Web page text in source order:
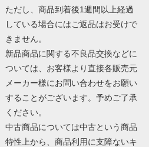
ただし、商品到着後1週間以上経過
している場合にはご返品はお受けで
きません。
新品商品に関する不良品交換などに
ついては、お客様より直接各販売元
メーカー様にお問い合わせをお願い
することがございます。予めご了承
ください。
中古商品については中古という商品
特性上から、商品利用に支障ないキ